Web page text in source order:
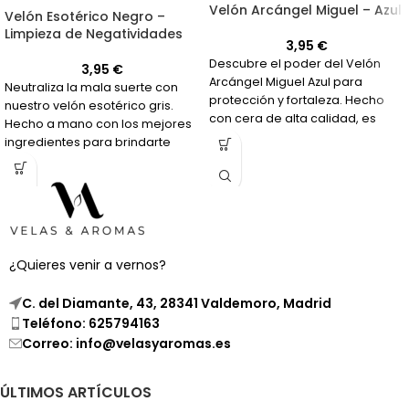
Velón Esotérico Negro –
Limpieza de Negatividades
3,95 €
Neutraliza la mala suerte con
nuestro velón esotérico gris.
Hecho a mano con los mejores
ingredientes para brindarte
protección y paz.
Velón Arcángel Miguel – Azul
3,95 €
Descubre el poder del Velón
Arcángel Miguel Azul para
protección y fortaleza. Hecho
con cera de alta calidad, es
perfecto para tus peticiones
más importantes.
¿Quieres venir a vernos?
C. del Diamante, 43, 28341 Valdemoro, Madrid
Teléfono: 625794163
Correo: info@velasyaromas.es
ÚLTIMOS ARTÍCULOS